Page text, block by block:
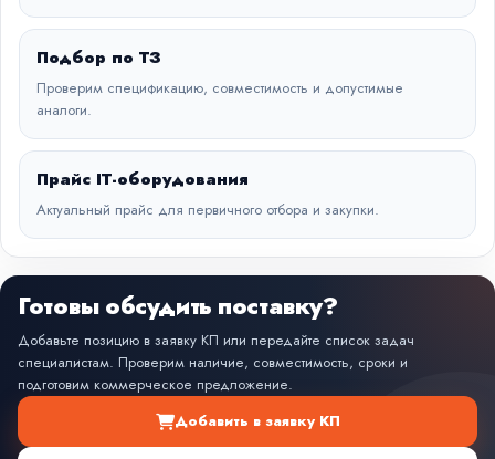
Подбор по ТЗ
Проверим спецификацию, совместимость и допустимые
аналоги.
Прайс IT-оборудования
Актуальный прайс для первичного отбора и закупки.
Готовы обсудить поставку?
Добавьте позицию в заявку КП или передайте список задач
специалистам. Проверим наличие, совместимость, сроки и
подготовим коммерческое предложение.
Добавить в заявку КП